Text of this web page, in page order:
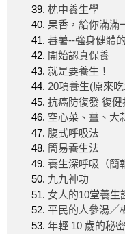
枕中養生學
果香，給你滿滿
蕃薯--強身健體
開始認真保養
就是要養生！
20項養生(原來
抗癌防復發 復
空心菜、薑、大
腹式呼吸法
簡易養生法
養生深呼吸（簡
九九神功
女人的10堂養生
平民的人參湯／
年輕 10 歲的秘密